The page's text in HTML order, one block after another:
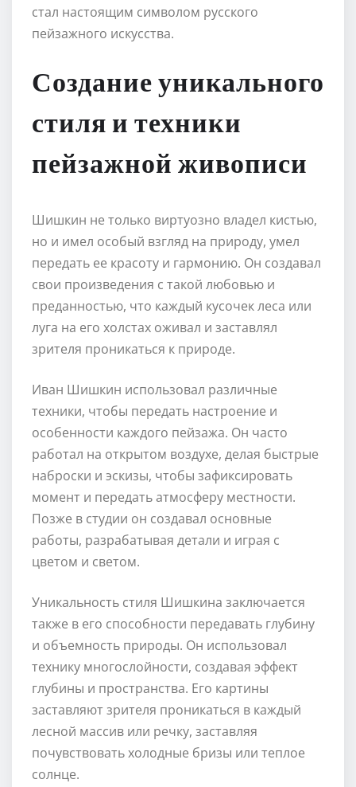
стал настоящим символом русского
пейзажного искусства.
Создание уникального
стиля и техники
пейзажной живописи
Шишкин не только виртуозно владел кистью,
но и имел особый взгляд на природу, умел
передать ее красоту и гармонию. Он создавал
свои произведения с такой любовью и
преданностью, что каждый кусочек леса или
луга на его холстах оживал и заставлял
зрителя проникаться к природе.
Иван Шишкин использовал различные
техники, чтобы передать настроение и
особенности каждого пейзажа. Он часто
работал на открытом воздухе, делая быстрые
наброски и эскизы, чтобы зафиксировать
момент и передать атмосферу местности.
Позже в студии он создавал основные
работы, разрабатывая детали и играя с
цветом и светом.
Уникальность стиля Шишкина заключается
также в его способности передавать глубину
и объемность природы. Он использовал
технику многослойности, создавая эффект
глубины и пространства. Его картины
заставляют зрителя проникаться в каждый
лесной массив или речку, заставляя
почувствовать холодные бризы или теплое
солнце.